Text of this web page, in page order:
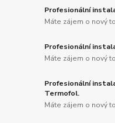
Profesionální
Máte zájem o nový
Profesionální
Máte zájem o nový
Profesionální
Termofol.
Máte zájem o nový